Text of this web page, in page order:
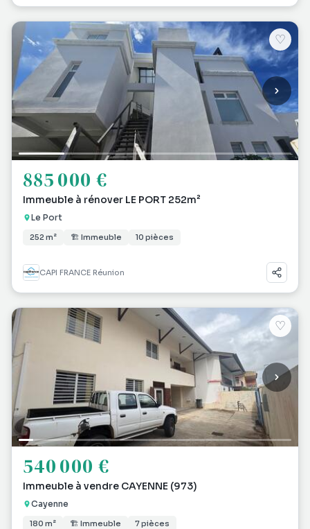
♡
885 000 €
Immeuble à rénover LE PORT 252m²
Le Port
252 m² 🏗 Immeuble 10 pièces
CAPI FRANCE Réunion
♡
540 000 €
Immeuble à vendre CAYENNE (973)
Cayenne
180 m² 🏗 Immeuble 7 pièces